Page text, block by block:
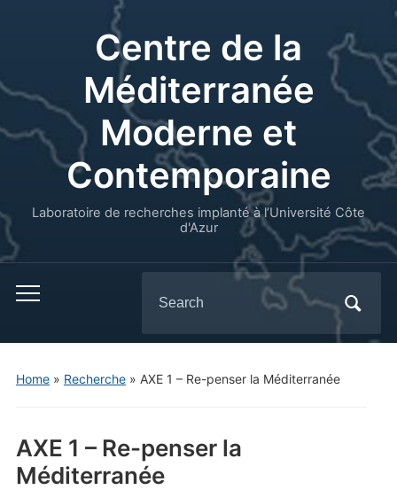
Centre de la
Méditerranée
Moderne et
Contemporaine
Laboratoire de recherches implanté à l’Université Côte
d'Azur
for:
Home» Recherche» AXE 1 – Re-penser la Méditerranée
AXE 1 – Re-penser la
Méditerranée